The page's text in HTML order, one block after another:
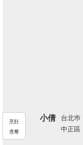
烹飪
煮餐
小倩
台北巿
中正區